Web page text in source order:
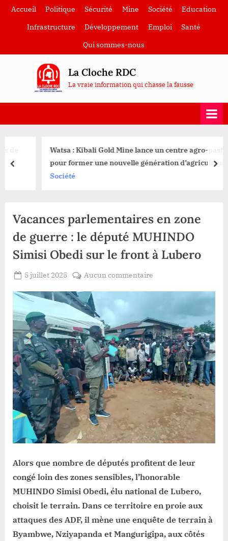
SkipAccueil Politique Sécurité Mine Société
Education
Infrastructure
Développement Emploi
Santé
Qui sommes-nous
La Cloche RDC
La vraie information qui chasse la fausse
Watsa : Kibali Gold Mine lance un centre agro-pastoral
pour former une nouvelle génération d’agriculteurs
Société
prev
Vacances parlementaires en zone
de guerre : le député MUHINDO
Simisi Obedi sur le front à Lubero
Posted
5 juillet 2025
ROMEO
Aucun commentaire
parlementaires
zone
de
guerre
:
le
député
MUHINDO
Obedi
sur
le
à
Lubero
Alors que nombre de députés profitent de leur
congé loin des zones sensibles, l’honorable
MUHINDO Simisi Obedi, élu national de Lubero,
choisit le terrain. Dans ce territoire en proie aux
attaques des ADF, il mène une enquête de terrain à
Byambwe, Nziyapanda et Mangurigipa, aux côtés